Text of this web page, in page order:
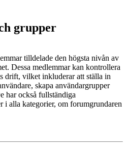
grupper
tilldelade den högsta nivån av
Dessa medlemmar kan kontrollera
drift, vilket inkluderar att ställa in
skapa användargrupper
har också fullständiga
i alla kategorier, om forumgrundaren